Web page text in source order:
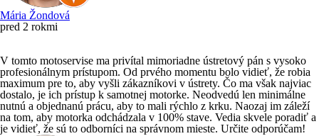
Mária Žondová
pred 2 rokmi
V tomto motoservise ma privítal mimoriadne ústretový pán s vysoko
profesionálnym prístupom. Od prvého momentu bolo vidieť, že robia
maximum pre to, aby vyšli zákazníkovi v ústrety. Čo ma však najviac
dostalo, je ich prístup k samotnej motorke. Neodvedú len minimálne
nutnú a objednanú prácu, aby to mali rýchlo z krku. Naozaj im záleží
na tom, aby motorka odchádzala v 100% stave. Vedia skvele poradiť a
je vidieť, že sú to odborníci na správnom mieste. Určite odporúčam!